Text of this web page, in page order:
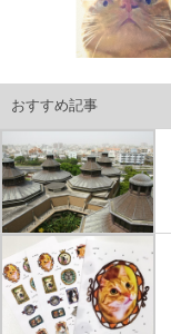
おすすめ記事